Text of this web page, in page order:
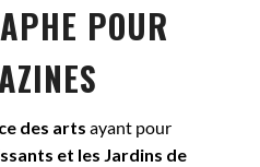
POUR
des arts ayant pour
et les Jardins de